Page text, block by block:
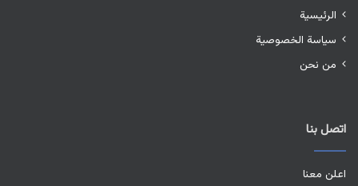
الرئيسية
سياسة الخصوصية
من نحن
اتصل بنا
اعلن معنا